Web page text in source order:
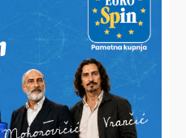
zimnicu, a sada je
i iznenadila brojne domaćice